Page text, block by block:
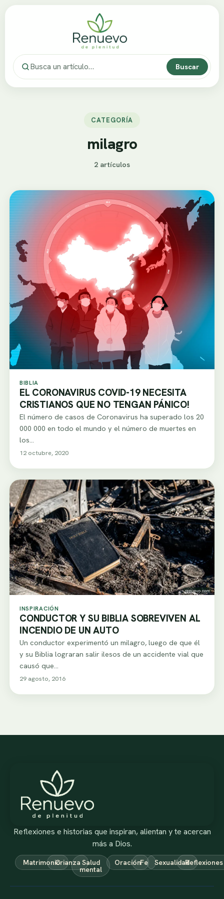
Buscar
CATEGORÍA
milagro
2 artículos
BIBLIA
EL CORONAVIRUS COVID-19 NECESITA
CRISTIANOS QUE NO TENGAN PÁNICO!
El número de casos de Coronavirus ha superado los 20
000 000 en todo el mundo y el número de muertes en
los…
12 octubre, 2020
INSPIRACIÓN
CONDUCTOR Y SU BIBLIA SOBREVIVEN AL
INCENDIO DE UN AUTO
Un conductor experimentó un milagro, luego de que él
y su Biblia lograran salir ilesos de un accidente vial que
causó que…
29 agosto, 2016
Reflexiones e historias que inspiran, alientan y te acercan
más a Dios.
MatrimonioCrianza Salud
mental
OraciónFe SexualidadReflexiones